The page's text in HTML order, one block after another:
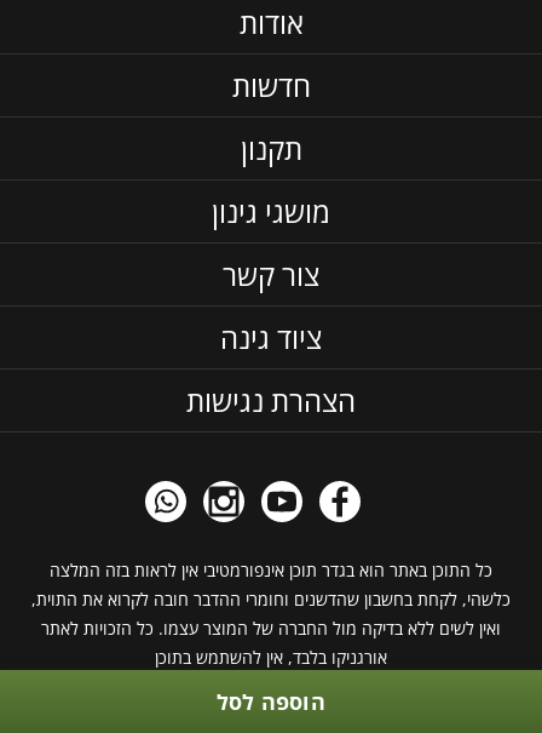
הוספה לסל
אודות
חדשות
תקנון
מושגי גינון
צור קשר
ציוד גינה
הצהרת נגישות
כל התוכן באתר הוא בגדר תוכן אינפורמטיבי אין לראות בזה המלצה
כלשהי, לקחת בחשבון שהדשנים וחומרי ההדבר חובה לקרוא את התוית,
ואין לשים ללא בדיקה מול החברה של המוצר עצמו. כל הזכויות לאתר
אורגניקו בלבד, אין להשתמש בתוכן